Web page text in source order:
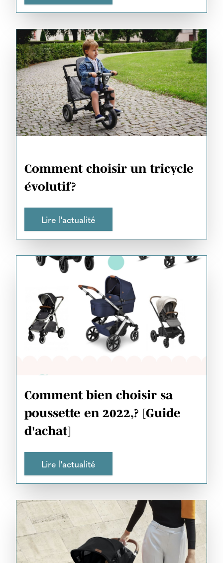
Comment choisir un tricycle
évolutif?
Lire l'actualité
Comment bien choisir sa
poussette en 2022,? [Guide
d'achat]
Lire l'actualité